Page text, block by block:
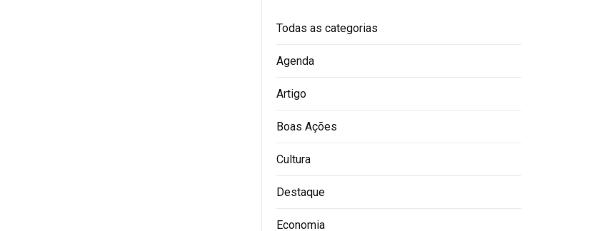
Todas as categorias
Agenda
Artigo
Boas Ações
Cultura
Destaque
Economia